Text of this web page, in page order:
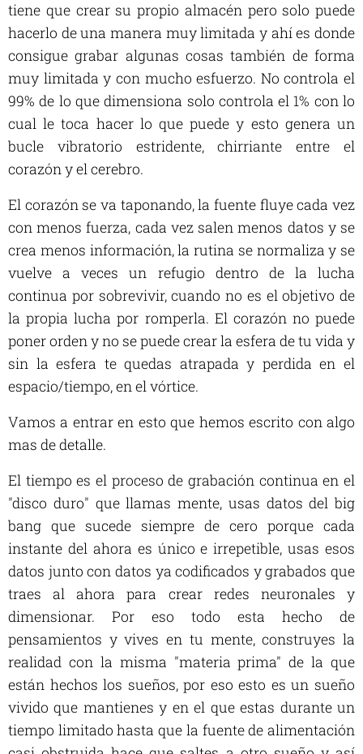
tiene que crear su propio almacén pero solo puede
hacerlo de una manera muy limitada y ahí es donde
consigue grabar algunas cosas también de forma
muy limitada y con mucho esfuerzo. No controla el
99% de lo que dimensiona solo controla el 1% con lo
cual le toca hacer lo que puede y esto genera un
bucle vibratorio estridente, chirriante entre el
corazón y el cerebro.
El corazón se va taponando, la fuente fluye cada vez
con menos fuerza, cada vez salen menos datos y se
crea menos información, la rutina se normaliza y se
vuelve a veces un refugio dentro de la lucha
continua por sobrevivir, cuando no es el objetivo de
la propia lucha por romperla. El corazón no puede
poner orden y no se puede crear la esfera de tu vida y
sin la esfera te quedas atrapada y perdida en el
espacio/tiempo, en el vórtice.
Vamos a entrar en esto que hemos escrito con algo
mas de detalle.
El tiempo es el proceso de grabación continua en el
"disco duro" que llamas mente, usas datos del big
bang que sucede siempre de cero porque cada
instante del ahora es único e irrepetible, usas esos
datos junto con datos ya codificados y grabados que
traes al ahora para crear redes neuronales y
dimensionar. Por eso todo esta hecho de
pensamientos y vives en tu mente, construyes la
realidad con la misma "materia prima" de la que
están hechos los sueños, por eso esto es un sueño
vivido que mantienes y en el que estas durante un
tiempo limitado hasta que la fuente de alimentación